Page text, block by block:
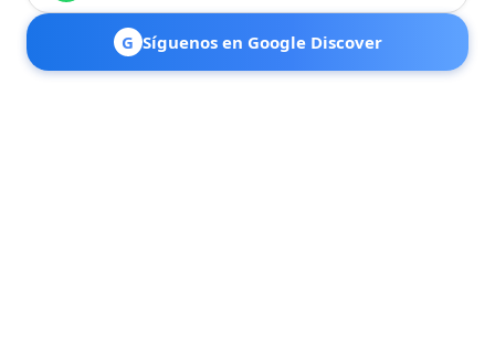
G Síguenos en Google Discover